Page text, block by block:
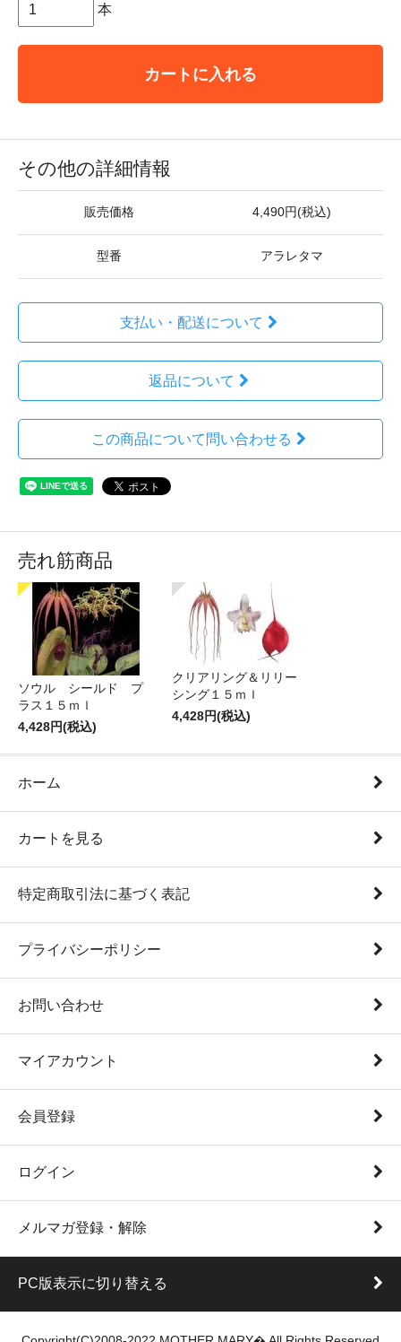
本
カートに入れる
その他の詳細情報
販売価格 4,490円(税込)
型番 アラレタマ
支払い・配送について
返品について
この商品について問い合わせる
売れ筋商品
ソウル シールド プ
ラス１５ｍｌ
4,428円(税込)
クリアリング＆リリー
シング１５ｍｌ
4,428円(税込)
ホーム
カートを見る
特定商取引法に基づく表記
プライバシーポリシー
お問い合わせ
マイアカウント
会員登録
ログイン
メルマガ登録・解除
PC版表示に切り替える